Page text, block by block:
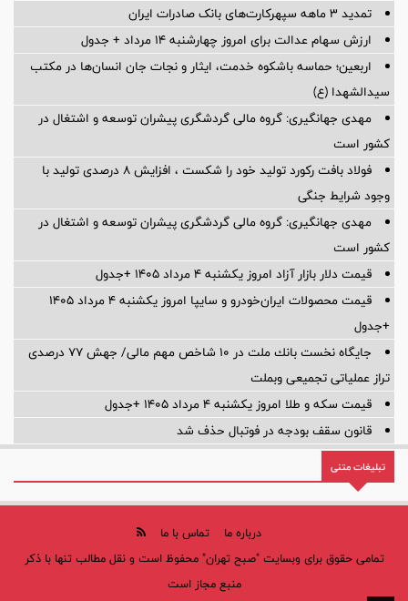
تمدید 3 ماهه سپهرکارت‌های بانک صادرات ایران
ارزش سهام عدالت برای امروز چهارشنبه ۱۴ مرداد + جدول
اربعین؛ حماسه باشکوه خدمت، ایثار و نجات جان انسان‌ها در مکتب
سیدالشهدا (ع)
مهدی جهانگیری: گروه مالی گردشگری پیشران توسعه و اشتغال در
کشور است
فولاد بافت رکورد تولید خود را شکست ، افزایش 8 درصدی تولید با
وجود شرایط جنگی
مهدی جهانگیری: گروه مالی گردشگری پیشران توسعه و اشتغال در
کشور است
قیمت دلار بازار آزاد امروز یکشنبه ۴ مرداد ۱۴۰۵ +جدول
قیمت محصولات ایران‌خودرو و سایپا امروز یکشنبه ۴ مرداد ۱۴۰۵
+جدول
جایگاه نخست بانك ملت در 10 شاخص مهم مالی/ جهش 77 درصدی
تراز عملیاتی تجمیعی وبملت
قیمت سکه و طلا امروز یکشنبه ۴ مرداد ۱۴۰۵ +جدول
قانون سقف بودجه در فوتبال حذف شد
تبلیغات متنی
درباره ما
تماس با ما
تمامی حقوق برای وبسایت "صبح تهران" محفوظ است و نقل مطالب تنها با ذکر
منبع مجاز است